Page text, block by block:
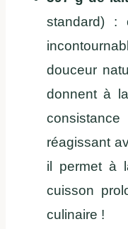
standard) :
douceur
donnent à
réagissant
il permet à
cuisson
culinaire !